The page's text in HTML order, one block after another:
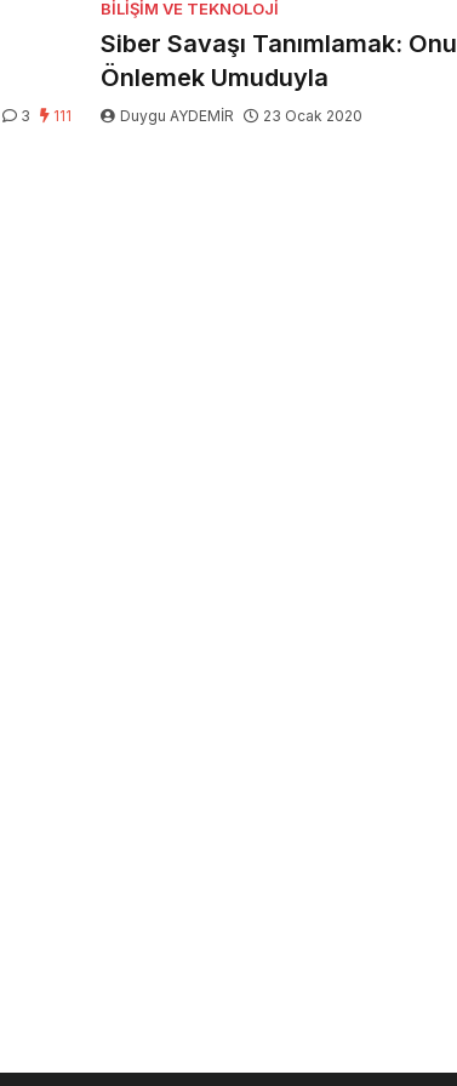
3 111
BILIŞIM VE TEKNOLOJI
Siber Savaşı Tanımlamak: Onu
Önlemek Umuduyla
Duygu AYDEMİR 23 Ocak 2020